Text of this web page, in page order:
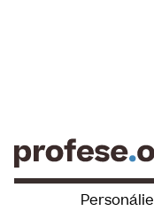
Personálie